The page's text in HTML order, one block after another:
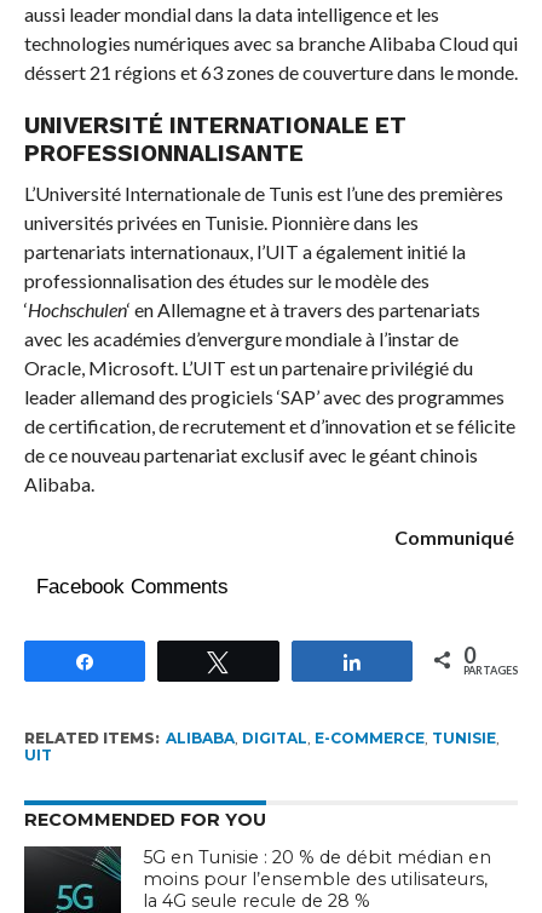
aussi leader mondial dans la data intelligence et les
technologies numériques avec sa branche Alibaba Cloud qui
déssert 21 régions et 63 zones de couverture dans le monde.
UNIVERSITÉ INTERNATIONALE ET
PROFESSIONNALISANTE
L’Université Internationale de Tunis est l’une des premières
universités privées en Tunisie. Pionnière dans les
partenariats internationaux, l’UIT a également initié la
professionnalisation des études sur le modèle des
‘Hochschulen‘ en Allemagne et à travers des partenariats
avec les académies d’envergure mondiale à l’instar de
Oracle, Microsoft. L’UIT est un partenaire privilégié du
leader allemand des progiciels ‘SAP’ avec des programmes
de certification, de recrutement et d’innovation et se félicite
de ce nouveau partenariat exclusif avec le géant chinois
Alibaba.
Communiqué
Facebook Comments
Partagez 0
PARTAGES
RELATED ITEMS: ALIBABA, DIGITAL E-COMMERCE, TUNISIE,
UIT
RECOMMENDED FOR YOU
5G en Tunisie : 20 % de débit médian en
moins pour l’ensemble des utilisateurs,
la 4G seule recule de 28 %